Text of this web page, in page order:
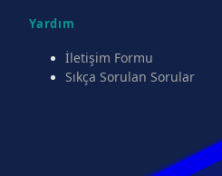
Yardım
İletişim Formu
Sıkça Sorulan Sorular